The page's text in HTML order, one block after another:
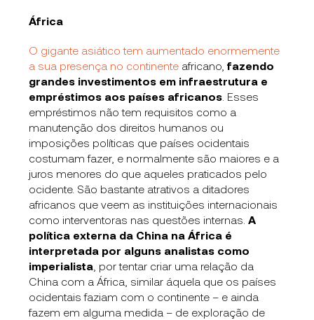
África
O gigante asiático tem aumentado enormemente
a sua presença no continente africano,fazendo
grandes investimentos em infraestrutura e
empréstimos aos países africanos . Esses
empréstimos não tem requisitos como a
manutenção dos direitos humanos ou
imposições políticas que países ocidentais
costumam fazer, e normalmente são maiores e a
juros menores do que aqueles praticados pelo
ocidente. São bastante atrativos a ditadores
africanos que veem as instituições internacionais
como interventoras nas questões internas.A
política externa da China na África é
interpretada por alguns analistas como
imperialista , por tentar criar uma relação da
China com a África, similar áquela que os países
ocidentais faziam com o continente – e ainda
fazem em alguma medida – de exploração de